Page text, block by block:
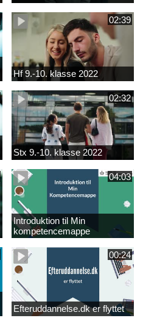
02:39
Hf 9.-10. klasse 2022
02:32
Stx 9.-10. klasse 2022
04:03
Introduktion til Min
kompetencemappe
00:24
Efteruddannelse.dk er flyttet